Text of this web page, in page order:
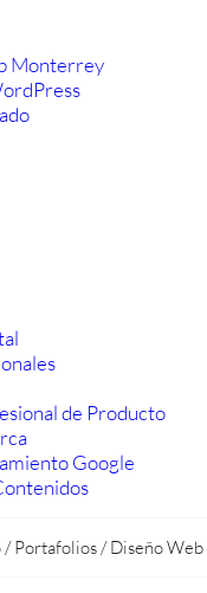
Monterrey
de Producto
Google
/Portafolios/Diseño Web